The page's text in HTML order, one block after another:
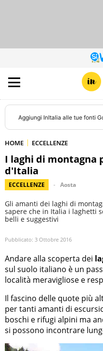
Aggiungi InItalia alle tue fonti
HOME ECCELLENZE
I laghi di montagna
d'Italia
ECCELLENZE Aosta
Gli amanti dei laghi di
sapere che in Italia i laghetti
belli e suggestivi
Pubblicato: 3 Ottobre 2016
Andare alla scoperta dei
sul suolo italiano è un
località meravigliose e
Il fascino delle quote più
per tanti amanti di
boschi e rifugi alpini ma
si possono incontrare